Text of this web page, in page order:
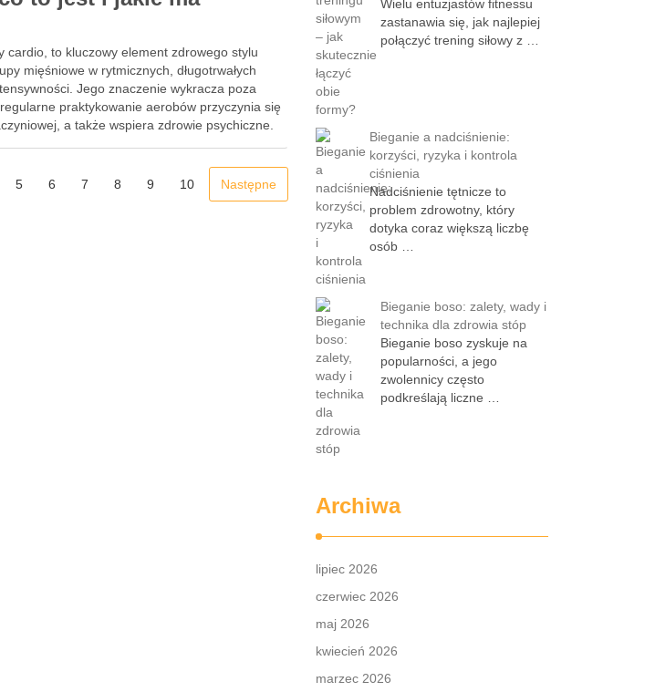
cardio, to kluczowy element zdrowego stylu
mięśniowe w rytmicznych, długotrwałych
Jego znaczenie wykracza poza
praktykowanie aerobów przyczynia się
a także wspiera zdrowie psychiczne.
5 6 7 8 9 10 Następne
Wielu entuzjastów fitnessu
zastanawia się, jak najlepiej
połączyć trening siłowy z …
Bieganie a nadciśnienie:
korzyści, ryzyka i kontrola
ciśnienia
Nadciśnienie tętnicze to
problem zdrowotny, który
dotyka coraz większą liczbę
osób …
Bieganie boso: zalety, wady i
technika dla zdrowia stóp
Bieganie boso zyskuje na
popularności, a jego
zwolennicy często
podkreślają liczne …
Archiwa
lipiec 2026
czerwiec 2026
maj 2026
kwiecień 2026
marzec 2026